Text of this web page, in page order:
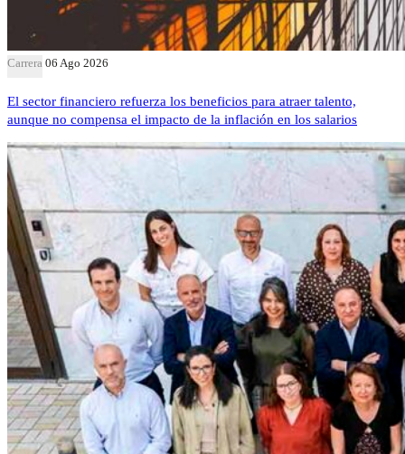
Carrera 06 Ago 2026
El sector financiero refuerza los beneficios para atraer talento,
aunque no compensa el impacto de la inflación en los salarios